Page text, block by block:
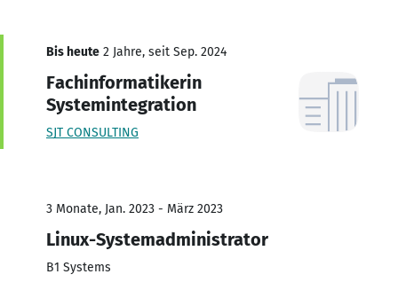
Bis heute 2 Jahre, seit Sep. 2024
Fachinformatikerin
Systemintegration
SJT CONSULTING
3 Monate, Jan. 2023 - März 2023
Linux-Systemadministrator
B1 Systems